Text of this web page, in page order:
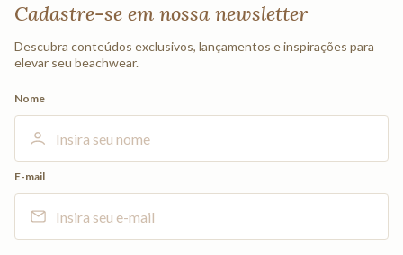
Cadastre-se em nossa newsletter
Descubra conteúdos exclusivos, lançamentos e inspirações para
elevar seu beachwear.
Nome
E-mail